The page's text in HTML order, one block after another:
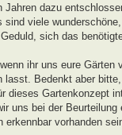
dazu
viele
sich das
ihr uns eure
Bedenkt aber
Gartenkonzept
uns bei der
erkennbar vorhanden